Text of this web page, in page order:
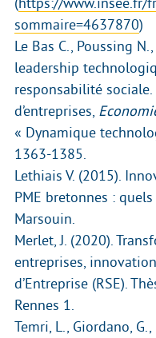
sommaire=4637870)
Le Bas C., Poussing
leadership
responsabilité
d’entreprises,
« Dynamique
1363-1385.
Lethiais V. (2015).
PME bretonnes :
Marsouin.
Merlet, J. (2020).
entreprises,
d’Entreprise (RSE).
Rennes 1.
Temri, L., Giordano,